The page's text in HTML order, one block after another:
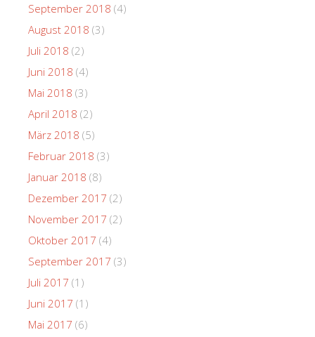
September 2018 (4)
August 2018 (3)
Juli 2018 (2)
Juni 2018 (4)
Mai 2018 (3)
April 2018 (2)
März 2018 (5)
Februar 2018 (3)
Januar 2018 (8)
Dezember 2017 (2)
November 2017 (2)
Oktober 2017 (4)
September 2017 (3)
Juli 2017 (1)
Juni 2017 (1)
Mai 2017 (6)